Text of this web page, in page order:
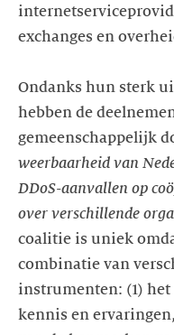
exchanges en
Ondanks hun sterk
hebben de
gemeenschappelijk
weerbaarheid van
DDoS-aanvallen op
over verschillende
coalitie is uniek
combinatie van
instrumenten: (1)
kennis en